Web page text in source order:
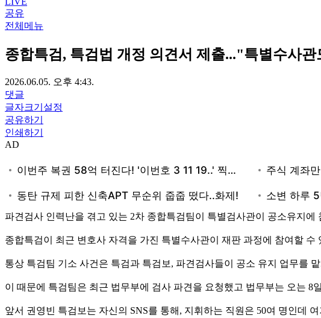
공유
전체메뉴
종합특검, 특검법 개정 의견서 제출..."특별수사
2026.06.05. 오후 4:43.
댓글
글자크기설정
공유하기
인쇄하기
AD
파견검사 인력난을 겪고 있는 2차 종합특검팀이 특별검사관이 공소유지
종합특검이 최근 변호사 자격을 가진 특별수사관이 재판 과정에 참여할
통상 특검팀 기소 사건은 특검과 특검보, 파견검사들이 공소 유지 업무를
이 때문에 특검팀은 최근 법무부에 검사 파견을 요청했고 법무부는 오는
앞서 권영빈 특검보는 자신의 SNS를 통해, 지휘하는 직원은 50여 명인데